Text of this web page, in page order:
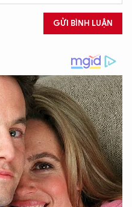
GỬI BÌNH LUẬN